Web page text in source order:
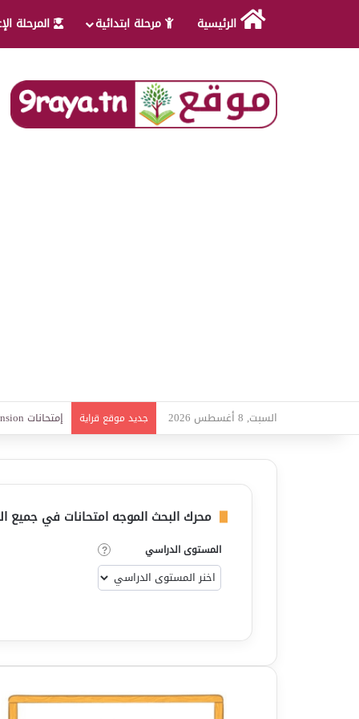
الرئيسية مرحلة ابتدائية المرحلة
السبت, 8 أغسطس 2026 جديد موقع قراية امتحانات
محرك البحث الموجه امتحانات في جميع
المستوى الدراسي